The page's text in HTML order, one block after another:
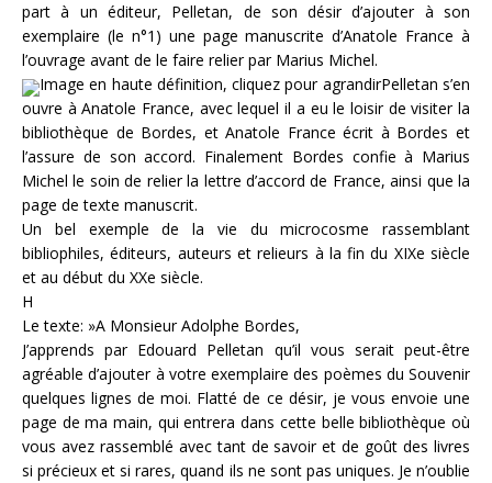
part à un éditeur, Pelletan, de son désir d’ajouter à son
exemplaire (le n°1) une page manuscrite d’Anatole France à
l’ouvrage avant de le faire relier par Marius Michel.
Image en haute définition, cliquez pour agrandirPelletan s’en
ouvre à Anatole France, avec lequel il a eu le loisir de visiter la
bibliothèque de Bordes, et Anatole France écrit à Bordes et
l’assure de son accord. Finalement Bordes confie à Marius
Michel le soin de relier la lettre d’accord de France, ainsi que la
page de texte manuscrit.
Un bel exemple de la vie du microcosme rassemblant
bibliophiles, éditeurs, auteurs et relieurs à la fin du XIXe siècle
et au début du XXe siècle.
H
Le texte: »A Monsieur Adolphe Bordes,
J’apprends par Edouard Pelletan qu’il vous serait peut-être
agréable d’ajouter à votre exemplaire des poèmes du Souvenir
quelques lignes de moi. Flatté de ce désir, je vous envoie une
page de ma main, qui entrera dans cette belle bibliothèque où
vous avez rassemblé avec tant de savoir et de goût des livres
si précieux et si rares, quand ils ne sont pas uniques. Je n’oublie